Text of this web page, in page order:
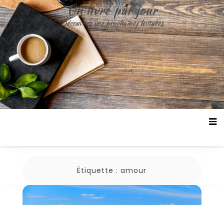
Un livre par jour
Découvrez vos prochaines lectures
Étiquette :amour